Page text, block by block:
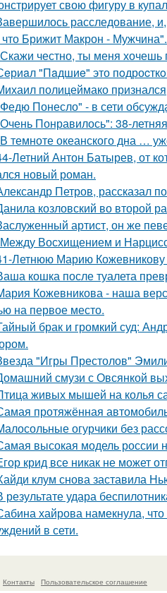
свою фигуру в
расследование,
Брижит Макрон - Мужчина".
честно, ты меня хочешь
"Пaдшиe" это
полицеймако
Понесло" - в сети
Понравилось": 38-
темноте океанского дна …
Летний Антон Батырев, от
новый роман.
Петров, рассказал
козловский во второй
артист, он же
Восхищением и
Летнюю Марию Кожевникову
кошка после туалета
Кожевникова - наша
на первое место.
брак и громкий суд:
"Игры Престолов"
смузи с Овсянкой
живых мышей на колья
протяжённая
огурчики без
высокая модель россии
крид все никак не может
клум снова заставила
результате удара
хайрова намекнула,
в сети.
Контакты Пользовательское соглашение